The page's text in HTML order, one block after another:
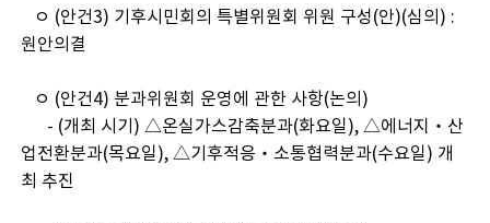
ㅇ (안건3) 기후시민회의 특별위원회 위원 구성(안)(심의) :
원안의결
ㅇ (안건4) 분과위원회 운영에 관한 사항(논의)
- (개최 시기) △온실가스감축분과(화요일), △에너지‧산
업전환분과(목요일), △기후적응‧소통협력분과(수요일) 개
최 추진